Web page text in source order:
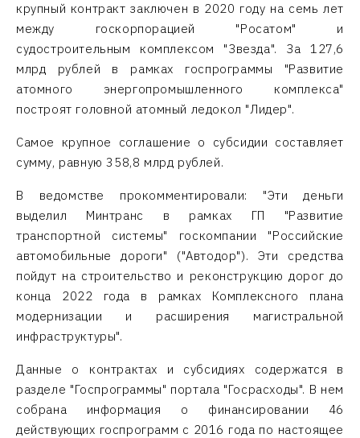
крупный контракт заключен в 2020 году на семь лет
между госкорпорацией "Росатом" и
судостроительным комплексом "Звезда". За 127,6
млрд рублей в рамках госпрограммы "Развитие
атомного энергопромышленного комплекса"
построят головной атомный ледокол "Лидер".
Самое крупное соглашение о субсидии составляет
сумму, равную 358,8 млрд рублей.
В ведомстве прокомментировали: "Эти деньги
выделил Минтранс в рамках ГП "Развитие
транспортной системы" госкомпании "Российские
автомобильные дороги" ("Автодор"). Эти средства
пойдут на строительство и реконструкцию дорог до
конца 2022 года в рамках Комплексного плана
модернизации и расширения магистральной
инфраструктуры".
Данные о контрактах и субсидиях содержатся в
разделе "Госпрограммы" портала "Госрасходы". В нем
собрана информация о финансировании 46
действующих госпрограмм с 2016 года по настоящее